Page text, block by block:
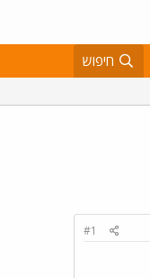
חיפוש
#1